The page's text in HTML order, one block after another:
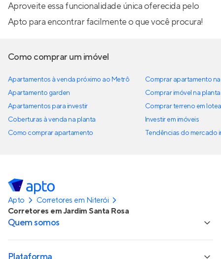
Aproveite essa funcionalidade única oferecida pelo
Apto para encontrar facilmente o que você procura!
Como comprar um imóvel
Apartamentos à venda próximo ao Metrô
Apartamento garden
Apartamentos para investir
Coberturas à venda na planta
Como comprar apartamento
Comprar apartamento
Comprar imóvel na planta
Comprar terreno em
Investir em imóveis
Tendências do mercado
Apto
Corretores em Niterói
Corretores em Jardim Santa Rosa
Quem somos